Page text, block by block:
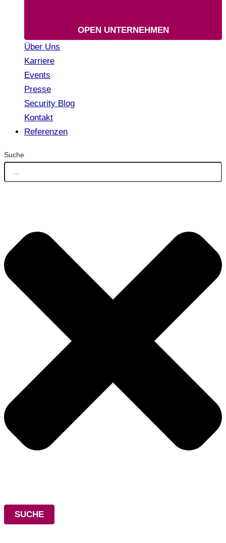
OPEN UNTERNEHMEN
Über Uns
Karriere
Events
Presse
Security Blog
Kontakt
Referenzen
Suche
SUCHE